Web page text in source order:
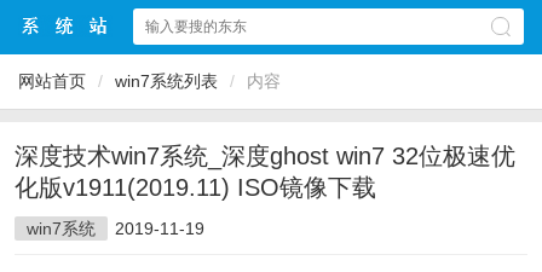
网站首页 / win7系统列表 / 内容
深度技术win7系统_深度ghost win7 32位极速优
化版v1911(2019.11) ISO镜像下载
win7系统 2019-11-19